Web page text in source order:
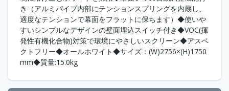
き（アルミパイプ内部にテンションスプリングを内蔵し、
適度なテンションで幕面をフラットに保ちます）◆使いや
すいシンプルなデザインの壁面埋込スイッチ付き◆VOC(揮
発性有機化合物)対策で環境にやさしいスクリーン◆アスペ
クトフリー◆オールホワイト◆サイズ：(W)2756×(H)1750
mm◆質量:15.0kg